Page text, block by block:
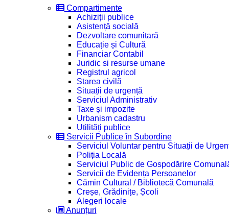
Compartimente
Achiziții publice
Asistență socială
Dezvoltare comunitară
Educație și Cultură
Financiar Contabil
Juridic si resurse umane
Registrul agricol
Starea civilă
Situații de urgență
Serviciul Administrativ
Taxe și impozite
Urbanism cadastru
Utilități publice
Servicii Publice în Subordine
Serviciul Voluntar pentru Situații de
Poliția Locală
Serviciul Public de Gospodărire
Servicii de Evidența Persoanelor
Cămin Cultural / Bibliotecă Comunală
Creșe, Grădinițe, Școli
Alegeri locale
Anunțuri